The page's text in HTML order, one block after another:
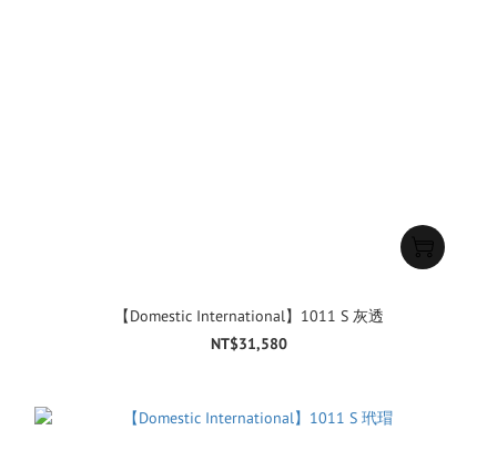
【Domestic International】1011 S 灰透
NT$31,580